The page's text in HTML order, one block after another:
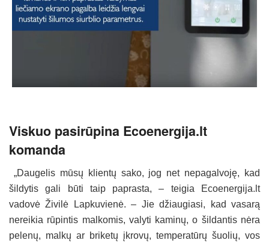
Viskuo pasirūpina Ecoenergija.lt
komanda
„Daugelis mūsų klientų sako, jog net nepagalvoję, kad
šildytis gali būti taip paprasta, – teigia Ecoenergija.lt
vadovė Živilė Lapkuvienė. – Jie džiaugiasi, kad vasarą
nereikia rūpintis malkomis, valyti kaminų, o šildantis nėra
pelenų, malkų ar briketų įkrovų, temperatūrų šuolių, vos